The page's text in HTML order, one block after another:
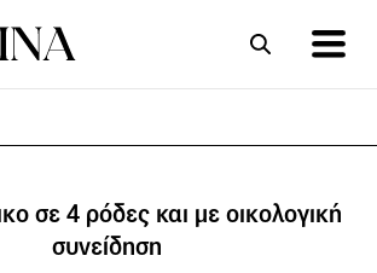
σε 4 ρόδες και με οικολογική
συνείδηση